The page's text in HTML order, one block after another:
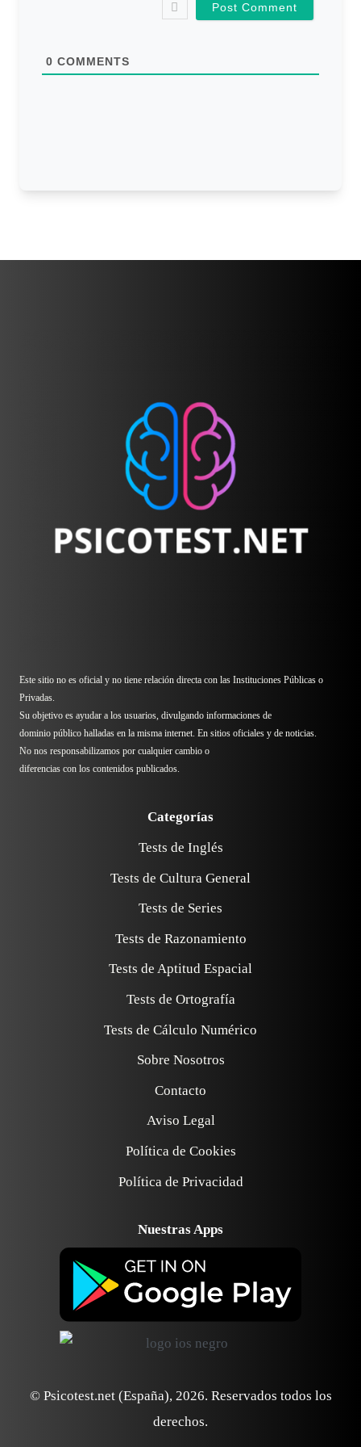
0 COMMENTS
Este sitio no es oficial y no tiene relación directa con las Instituciones Públicas o
Privadas.
Su objetivo es ayudar a los usuarios, divulgando informaciones de
dominio público halladas en la misma internet. En sitios oficiales y de noticias.
No nos responsabilizamos por cualquier cambio o
diferencias con los contenidos publicados.
Categorías
Tests de Inglés
Tests de Cultura General
Tests de Series
Tests de Razonamiento
Tests de Aptitud Espacial
Tests de Ortografía
Tests de Cálculo Numérico
Sobre Nosotros
Contacto
Aviso Legal
Política de Cookies
Política de Privacidad
Nuestras Apps
© Psicotest.net (España), 2026. Reservados todos los
derechos.